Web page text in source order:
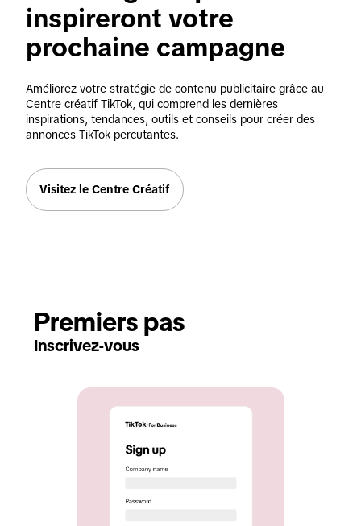
inspireront votre
prochaine campagne
Améliorez votre stratégie de contenu publicitaire grâce au
Centre créatif TikTok, qui comprend les dernières
inspirations, tendances, outils et conseils pour créer des
annonces TikTok percutantes.
Visitez le Centre Créatif
Premiers pas
Inscrivez-vous